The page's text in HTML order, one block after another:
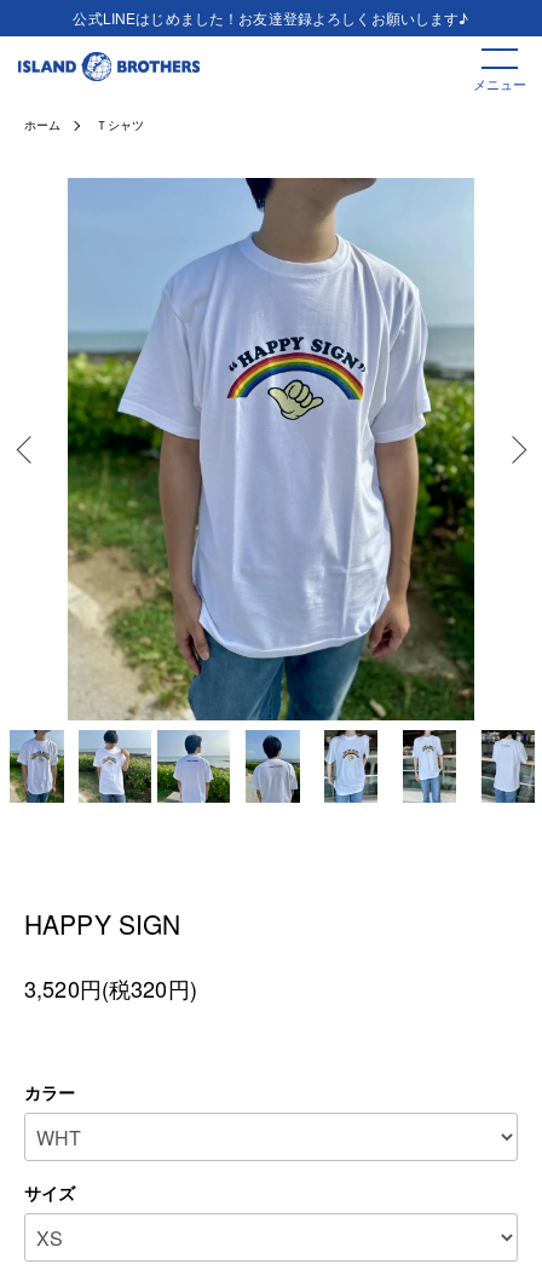
公式LINEはじめました！お友達登録よろしくお願いします♪
メニュー
ホーム Ｔシャツ
HAPPY SIGN
3,520円(税320円)
カラー
サイズ